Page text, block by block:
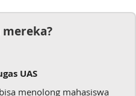
UAS
menolong mahasiswa